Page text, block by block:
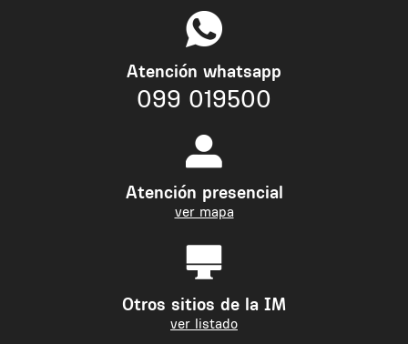
Atención whatsapp
099 019500
Atención presencial
ver mapa
Otros sitios de la IM
ver listado